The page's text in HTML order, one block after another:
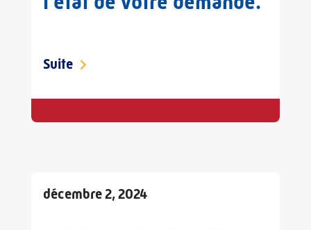
Suite
décembre 2, 2024